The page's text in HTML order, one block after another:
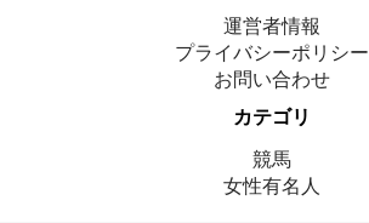
運営者情報
プライバシーポリシー
お問い合わせ
カテゴリ
競馬
女性有名人